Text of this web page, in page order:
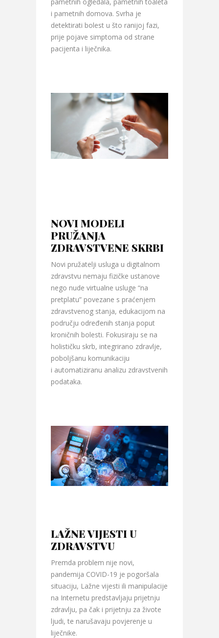
i pametnih domova. Svrha je
detektirati bolest u što ranijoj fazi,
prije pojave simptoma od strane
pacijenta i liječnika.
NOVI MODELI
PRUŽANJA
ZDRAVSTVENE SKRBI
Novi pružatelji usluga u digitalnom
zdravstvu nemaju fizičke ustanove
nego nude virtualne usluge “na
pretplatu” povezane s praćenjem
zdravstvenog stanja, edukacijom na
području određenih stanja poput
kroničnih bolesti. Fokusiraju se na
holističku skrb, integrirano zdravlje,
poboljšanu komunikaciju
i automatiziranu analizu zdravstvenih
podataka.
LAŽNE VIJESTI U
ZDRAVSTVU
Premda problem nije novi,
pandemija COVID-19 je pogoršala
situaciju, Lažne vijesti ili manipulacije
na Internetu predstavljaju prijetnju
zdravlju, pa čak i prijetnju za živote
ljudi, te narušavaju povjerenje u
liječnike.